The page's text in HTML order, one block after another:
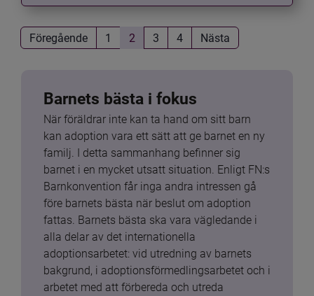
Föregående 1 2 3 4 Nästa
Barnets bästa i fokus
När föräldrar inte kan ta hand om sitt barn
kan adoption vara ett sätt att ge barnet en ny
familj. I detta sammanhang befinner sig
barnet i en mycket utsatt situation. Enligt FN:s
Barnkonvention får inga andra intressen gå
före barnets bästa när beslut om adoption
fattas. Barnets bästa ska vara vägledande i
alla delar av det internationella
adoptionsarbetet: vid utredning av barnets
bakgrund, i adoptionsförmedlingsarbetet och i
arbetet med att förbereda och utreda